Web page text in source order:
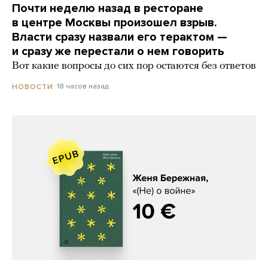
Почти неделю назад в ресторане
в центре Москвы произошел взрыв.
Власти сразу назвали его терактом —
и сразу же перестали о нем говорить
Вот какие вопросы до сих пор остаются без ответов
НОВОСТИ 18 часов назад
Женя Бережная, «(Не) о войне»